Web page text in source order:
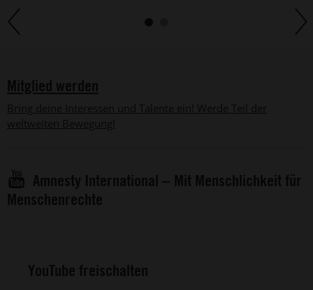
Mitglied werden
Bring deine Interessen und Talente ein! Werde Teil der
weltweiten Bewegung!
Amnesty International – Mit Menschlichkeit für
Menschenrechte
YouTube freischalten